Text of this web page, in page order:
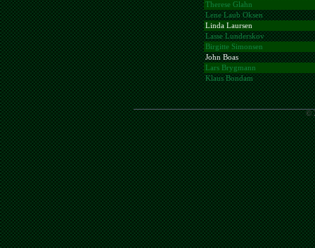
Therese Glahn
Lene Laub Oksen
Linda Laursen
Lasse Lunderskov
Birgitte Simonsen
John Boas
Lars Brygmann
Klaus Bondam
©